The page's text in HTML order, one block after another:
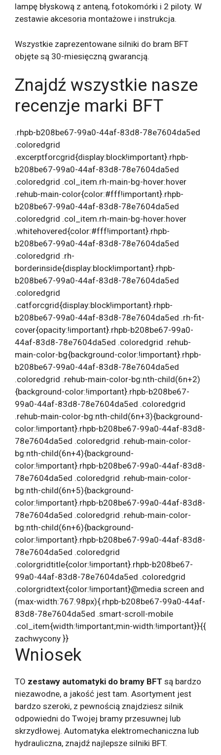
lampę błyskową z anteną, fotokomórki i 2 piloty. W
zestawie akcesoria montażowe i instrukcja.
Wszystkie zaprezentowane silniki do bram BFT
objęte są 30-miesięczną gwarancją.
Znajdź wszystkie nasze
recenzje marki BFT
.rhpb-b208be67-99a0-44af-83d8-78e7604da5ed
.coloredgrid
.excerptforcgrid{display:block!important}.rhpb-
b208be67-99a0-44af-83d8-78e7604da5ed
.coloredgrid .col_item.rh-main-bg-hover:hover
.rehub-main-color{color:#fff!important}.rhpb-
b208be67-99a0-44af-83d8-78e7604da5ed
.coloredgrid .col_item.rh-main-bg-hover:hover
.whitehovered{color:#fff!important}.rhpb-
b208be67-99a0-44af-83d8-78e7604da5ed
.coloredgrid .rh-
borderinside{display:block!important}.rhpb-
b208be67-99a0-44af-83d8-78e7604da5ed
.coloredgrid
.catforcgrid{display:block!important}.rhpb-
b208be67-99a0-44af-83d8-78e7604da5ed .rh-fit-
cover{opacity:!important}.rhpb-b208be67-99a0-
44af-83d8-78e7604da5ed .coloredgrid .rehub-
main-color-bg{background-color:!important}.rhpb-
b208be67-99a0-44af-83d8-78e7604da5ed
.coloredgrid .rehub-main-color-bg:nth-child(6n+2)
{background-color:!important}.rhpb-b208be67-
99a0-44af-83d8-78e7604da5ed .coloredgrid
.rehub-main-color-bg:nth-child(6n+3){background-
color:!important}.rhpb-b208be67-99a0-44af-83d8-
78e7604da5ed .coloredgrid .rehub-main-color-
bg:nth-child(6n+4){background-
color:!important}.rhpb-b208be67-99a0-44af-83d8-
78e7604da5ed .coloredgrid .rehub-main-color-
bg:nth-child(6n+5){background-
color:!important}.rhpb-b208be67-99a0-44af-83d8-
78e7604da5ed .coloredgrid .rehub-main-color-
bg:nth-child(6n+6){background-
color:!important}.rhpb-b208be67-99a0-44af-83d8-
78e7604da5ed .coloredgrid
.colorgridtitle{color:!important}.rhpb-b208be67-
99a0-44af-83d8-78e7604da5ed .coloredgrid
.colorgridtext{color:!important}@media screen and
(max-width:767.98px){.rhpb-b208be67-99a0-44af-
83d8-78e7604da5ed .smart-scroll-mobile
.col_item{width:!important;min-width:!important}}{{
zachwycony }}
Wniosek
TO zestawy automatyki do bramy BFT są bardzo
niezawodne, a jakość jest tam. Asortyment jest
bardzo szeroki, z pewnością znajdziesz silnik
odpowiedni do Twojej bramy przesuwnej lub
skrzydłowej. Automatyka elektromechaniczna lub
hydrauliczna, znajdź najlepsze silniki BFT.